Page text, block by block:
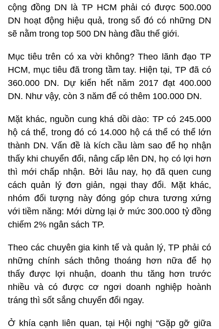
cộng đồng DN là TP HCM phải có được 500.000
DN hoạt động hiệu quả, trong số đó có những DN
sẽ nằm trong top 500 DN hàng đầu thế giới.
Mục tiêu trên có xa vời không? Theo lãnh đạo TP
HCM, mục tiêu đã trong tầm tay. Hiện tại, TP đã có
360.000 DN. Dự kiến hết năm 2017 đạt 400.000
DN. Như vậy, còn 3 năm để có thêm 100.000 DN.
Mặt khác, nguồn cung khá dồi dào: TP có 245.000
hộ cá thể, trong đó có 14.000 hộ cá thể có thể lớn
thành DN. Vấn đề là kích cầu làm sao để họ nhận
thấy khi chuyển đổi, nâng cấp lên DN, họ có lợi hơn
thì mới chấp nhận. Bởi lâu nay, họ đã quen cung
cách quản lý đơn giản, ngại thay đổi. Mặt khác,
nhóm đối tượng này đóng góp chưa tương xứng
với tiềm năng: Mới dừng lại ở mức 300.000 tỷ đồng
chiếm 2% ngân sách TP.
Theo các chuyên gia kinh tế và quản lý, TP phải có
những chính sách thông thoáng hơn nữa để họ
thấy được lợi nhuận, doanh thu tăng hơn trước
nhiều và có được cơ ngơi doanh nghiệp hoành
tráng thì sốt sắng chuyển đổi ngay.
Ở khía cạnh liên quan, tại Hội nghị “Gặp gỡ giữa